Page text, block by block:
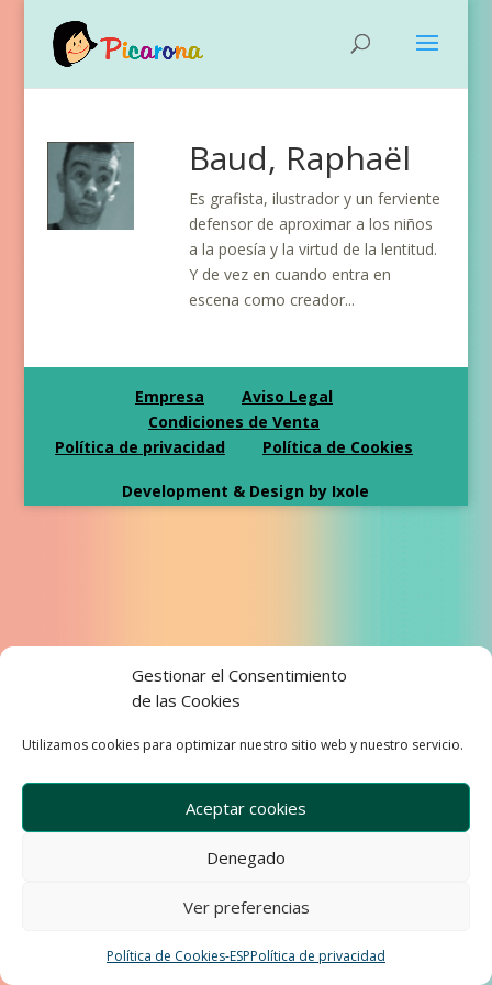
Gestionar el Consentimiento
de las Cookies
Utilizamos cookies para optimizar nuestro sitio web y nuestro servicio.
Aceptar cookies
Denegado
Ver preferencias
Política de Cookies-ESPPolítica de privacidad
Baud, Raphaël
Es grafista, ilustrador y un ferviente
defensor de aproximar a los niños
a la poesía y la virtud de la lentitud.
Y de vez en cuando entra en
escena como creador...
Empresa
Aviso Legal
Condiciones de Venta
Política de privacidad
Política de Cookies
Development & Design by Ixole